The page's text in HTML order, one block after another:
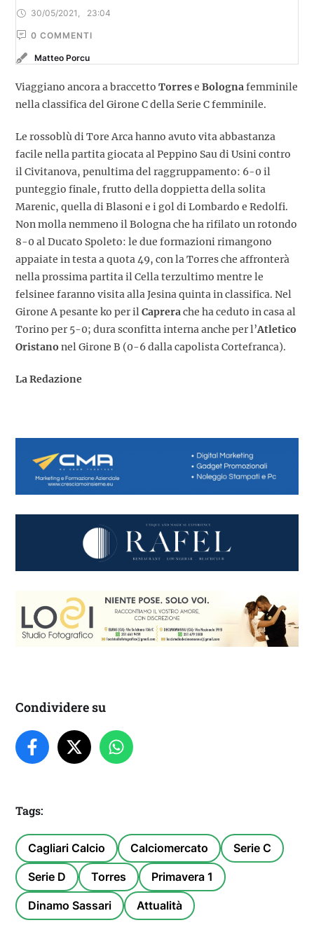
30/05/2021 23:04
0 COMMENTI
Matteo Porcu
Viaggiano ancora a braccetto Torrese Bolognafemminile
nella classifica del Girone C della Serie C femminile.
Le rossoblù di Tore Arca hanno avuto vita abbastanza
facile nella partita giocata al Peppino Sau di Usini contro
il Civitanova, penultima del raggruppamento: 6-0 il
punteggio finale, frutto della doppietta della solita
Marenic, quella di Blasoni e i gol di Lombardo e Redolfi.
Non molla nemmeno il Bologna che ha rifilato un rotondo
8-0 al Ducato Spoleto: le due formazioni rimangono
appaiate in testa a quota 49, con la Torres che affronterà
nella prossima partita il Cella terzultimo mentre le
felsinee faranno visita alla Jesina quinta in classifica. Nel
Girone A pesante ko per ilCaprerache ha ceduto in casa al
Torino per 5-0; dura sconfitta interna anche per l’Atletico
Oristano nel Girone B (0-6 dalla capolista Cortefranca).
La Redazione
Condividere su
Tags:
Cagliari Calcio Calciomercato Serie C
Serie D Torres Primavera 1
Dinamo Sassari Attualità